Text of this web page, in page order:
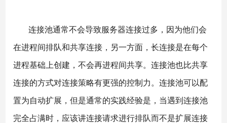
连接池通常不会导致服务器连接过多，因为他们会
在进程间排队和共享连接，另一方面，长连接是在每个
进程基础上创建，不会再进程间共享。连接池也比共享
连接的方式对连接策略有更强的控制力。连接池可以配
置为自动扩展，但是通常的实践经验是，当遇到连接池
完全占满时，应该讲连接请求进行排队而不是扩展连接